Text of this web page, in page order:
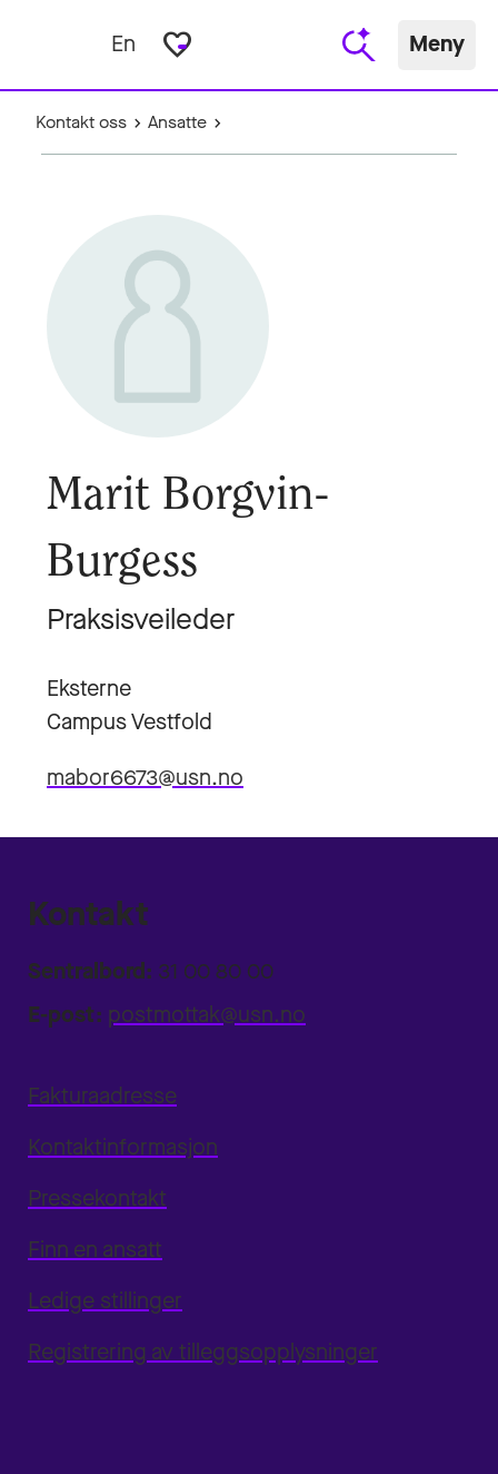
En favorite_border Meny
Kontakt oss Ansatte
Marit Borgvin-
Burgess
Praksisveileder
Eksterne
Campus Vestfold
mabor6673@usn.no
Kontakt
Sentralbord: 31 00 80 00
E-post: postmottak@usn.no
Fakturaadresse
Kontaktinformasjon
Pressekontakt
Finn en ansatt
Ledige stillinger
Registrering av tilleggsopplysninger